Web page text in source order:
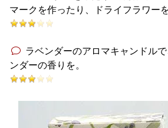
マークを作ったり、ドライフラワー
ラベンダーのアロマキャンドル
ンダーの香りを。